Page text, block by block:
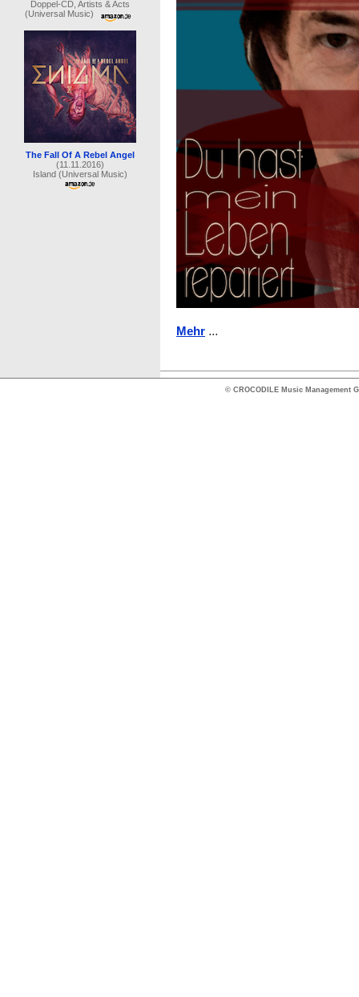
Doppel-CD, Artists & Acts
(Universal Music)
The Fall Of A Rebel Angel
(11.11.2016)
Island (Universal Music)
Mehr ...
© CROCODILE Music Management